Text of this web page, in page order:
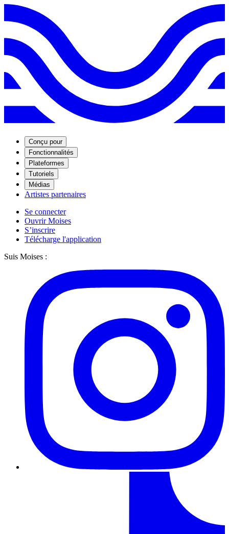
Conçu pour
Fonctionnalités
Plateformes
Tutoriels
Médias
Artistes partenaires
Se connecter
Ouvrir Moises
S’inscrire
Télécharge l'application
Suis Moises :